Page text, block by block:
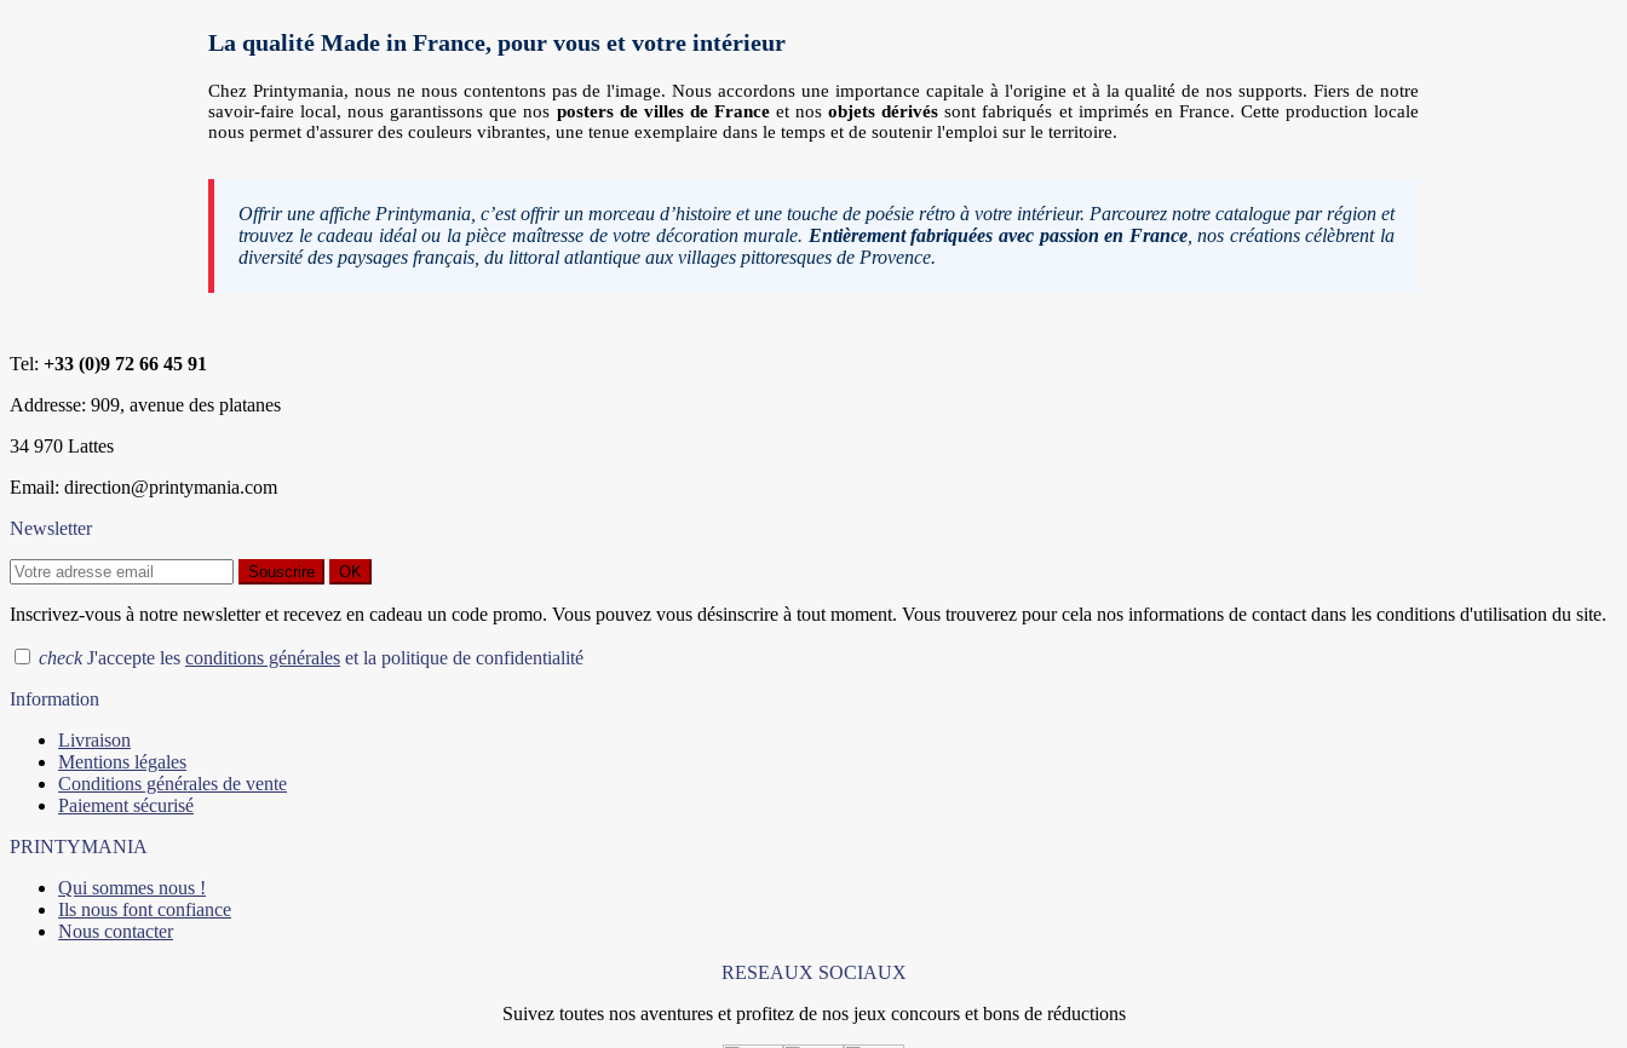
La qualité Made in France, pour vous et votre intérieur
Chez Printymania, nous ne nous contentons pas de l'image. Nous accordons une importance capitale à l'origine et à la qualité de nos supports. Fiers de notre
savoir-faire local, nous garantissons que nos posters de villes de Franceet nosobjets dérivés sont fabriqués et imprimés en France. Cette production locale
nous permet d'assurer des couleurs vibrantes, une tenue exemplaire dans le temps et de soutenir l'emploi sur le territoire.
Offrir une affiche Printymania, c’est offrir un morceau d’histoire et une touche de poésie rétro à votre intérieur. Parcourez notre catalogue par région et
trouvez le cadeau idéal ou la pièce maîtresse de votre décoration murale. Entièrement fabriquées avec passion en France, nos créations célèbrent la
diversité des paysages français, du littoral atlantique aux villages pittoresques de Provence.
Tel: +33 (0)9 72 66 45 91
Addresse: 909, avenue des platanes
34 970 Lattes
Email: direction@printymania.com
Newsletter
Souscrire OK
Inscrivez-vous à notre newsletter et recevez en cadeau un code promo. Vous pouvez vous désinscrire à tout moment. Vous trouverez pour cela nos informations de contact dans les conditions d'utilisation du site.
check J'accepte les conditions générales et la politique de confidentialité
Information
Livraison
Mentions légales
Conditions générales de vente
Paiement sécurisé
PRINTYMANIA
Qui sommes nous !
Ils nous font confiance
Nous contacter
RESEAUX SOCIAUX
Suivez toutes nos aventures et profitez de nos jeux concours et bons de réductions